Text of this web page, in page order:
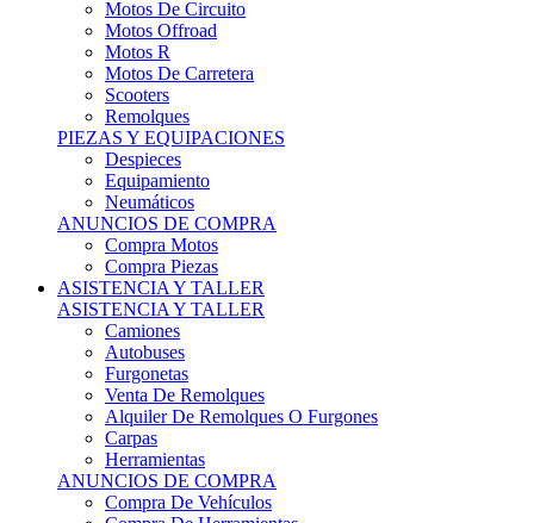
Motos R
Motos De Carretera
Scooters
Remolques
PIEZAS Y EQUIPACIONES
Despieces
Equipamiento
Neumáticos
ANUNCIOS DE COMPRA
Compra Motos
Compra Piezas
ASISTENCIA Y TALLER
ASISTENCIA Y TALLER
Camiones
Autobuses
Furgonetas
Venta De Remolques
Alquiler De Remolques O Furgones
Carpas
Herramientas
ANUNCIOS DE COMPRA
Compra De Vehículos
Compra De Herramientas